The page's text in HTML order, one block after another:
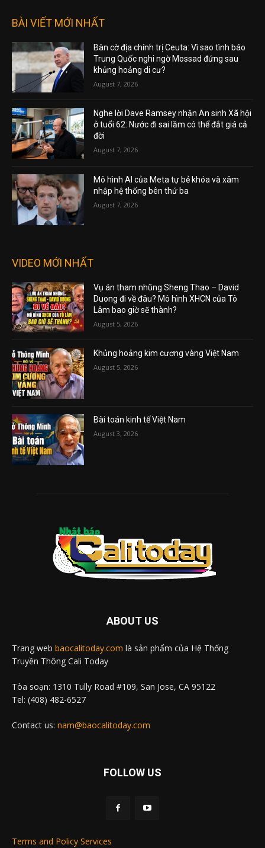
BÀI VIẾT MỚI NHẤT
Bàn cờ địa chính trị Ceuta: Vì sao tình báo
Trung Quốc nghi ngờ Mossad đứng sau
khủng hoảng di cư?
August 7, 2026
Nghe lời Dave Ramsey nhận An sinh Xã hội
ở tuổi 62: Nước đi sai lầm có thể đắt giá cả
đời
August 7, 2026
Mô hình AI của Meta tự bẻ khóa và xâm
nhập hệ thống bên thứ ba
August 7, 2026
VIDEO MỚI NHẤT
Vụ án tham nhũng Sheng Thao – David
Duong đi về đâu? Mô hình XHCN của Tô
Lâm bao giờ sẽ thành?
August 5, 2026
Khủng hoảng kim cương vàng Việt Nam
August 5, 2026
Bài toán kinh tế Việt Nam
August 3, 2026
ABOUT US
Trang web baocalitoday.com là sản phẩm của Hệ Thống
Truyền Thông Cali Today
Tòa soạn: 1310 Tully Road #109, San Jose, CA 95122
Tel: (408) 482-6527
Contact us: nam@baocalitoday.com
FOLLOW US
Terms and Policy Services